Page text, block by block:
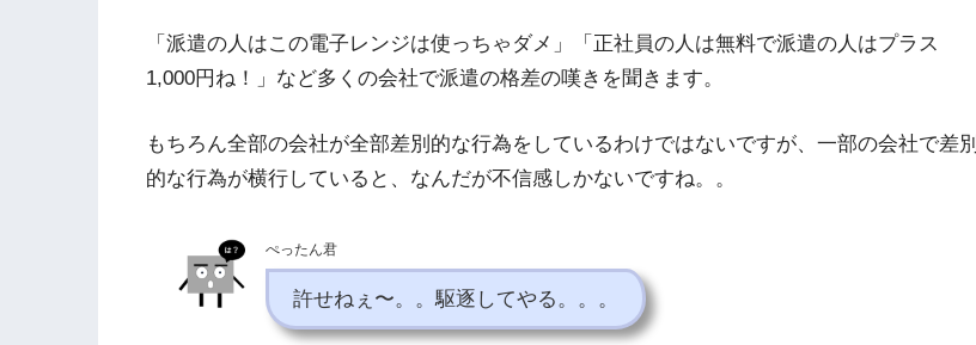
「派遣の人はこの電子レンジは使っちゃダメ」「正社員の人は無料で派遣の人はプラス
1,000円ね！」など多くの会社で派遣の格差の嘆きを聞きます。
もちろん全部の会社が全部差別的な行為をしているわけではないですが、一部の会社で差別
的な行為が横行していると、なんだが不信感しかないですね。。
ぺったん君
許せねぇ〜。。駆逐してやる。。。